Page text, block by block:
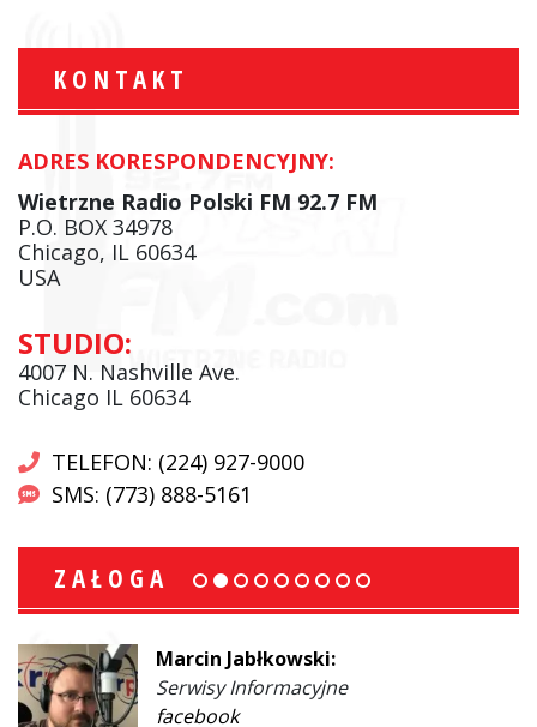
KONTAKT
ADRES KORESPONDENCYJNY:
Wietrzne Radio Polski FM 92.7 FM
P.O. BOX 34978
Chicago, IL 60634
USA
STUDIO:
4007 N. Nashville Ave.
Chicago IL 60634
TELEFON: (224) 927-9000
SMS: (773) 888-5161
ZAŁOGA
Marcin Jabłkowski:
Serwisy Informacyjne
facebook